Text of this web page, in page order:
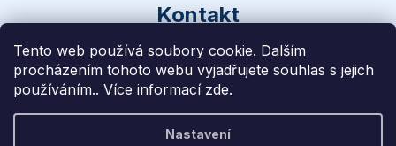
Tento web používá soubory cookie. Dalším
procházením tohoto webu vyjadřujete souhlas s jejich
používáním.. Více informací zde.
Nastavení
Kontakt
dotazy @handsave.cz
774 669 457